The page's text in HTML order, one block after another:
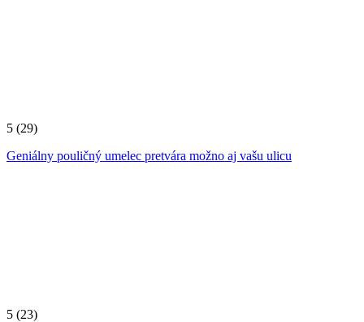
5 (29)
Geniálny pouličný umelec pretvára možno aj vašu ulicu
5 (23)